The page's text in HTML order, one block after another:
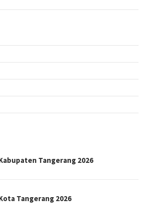
Tangerang 2026
Tangerang 2026